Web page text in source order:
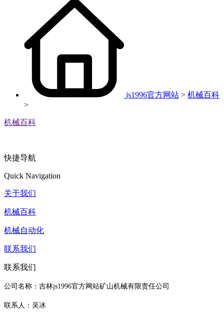
js1996官方网站 > 机械百科
>
机械百科
快捷导航
Quick Navigation
关于我们
机械百科
机械自动化
联系我们
联系我们
公司名称：吉林js1996官方网站矿山机械有限责任公司
联系人：吴冰